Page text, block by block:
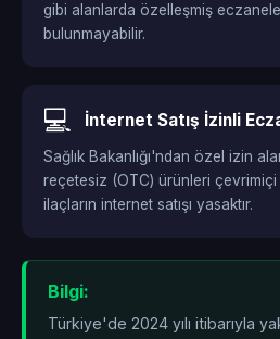
gibi alanlarda özelleşmiş
bulunmayabilir.
💻 İnternet Satış İzinli
Sağlık Bakanlığı'ndan özel izin
reçetesiz (OTC) ürünleri çevrimiçi
ilaçların internet satışı yasaktır.
Bilgi:
Türkiye'de 2024 yılı itibarıyla